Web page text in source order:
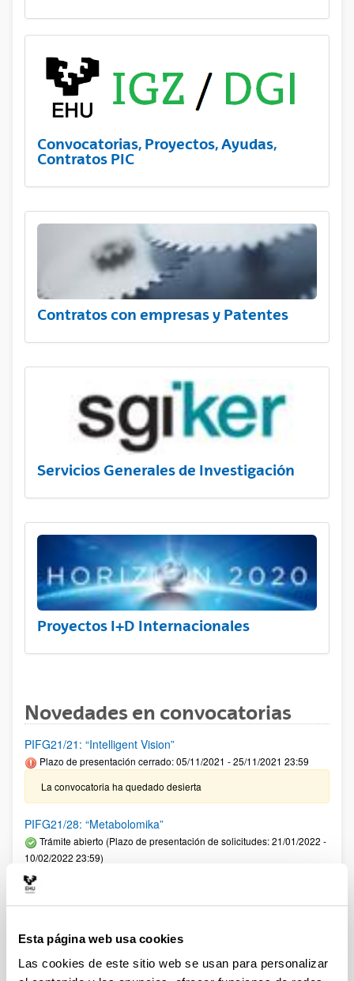
Esta página web usa cookies
Las cookies de este sitio web se usan para personalizar
Convocatorias, Proyectos, Ayudas,
Contratos PIC
Contratos con empresas y Patentes
Servicios Generales de Investigación
Proyectos I+D Internacionales
Novedades en convocatorias
PIFG21/21: “Intelligent Vision”
Plazo de presentación cerrado: 05/11/2021 - 25/11/2021 23:59
La convocatoria ha quedado desierta
PIFG21/28: “Metabolomika”
Trámite abierto (Plazo de presentación de solicitudes: 21/01/2022 -
10/02/2022 23:59)
investigación colaborativa en áreas estratégicas